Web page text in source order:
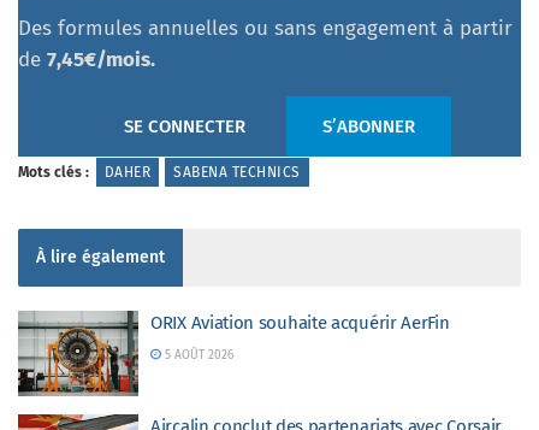
Des formules annuelles ou sans engagement à partir
de 7,45€/mois.
SE CONNECTER S’ABONNER
Mots clés : DAHER SABENA TECHNICS
À lire également
ORIX Aviation souhaite acquérir AerFin
5 AOÛT 2026